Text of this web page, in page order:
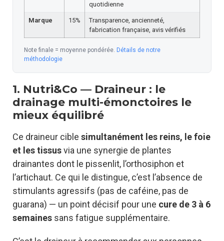
quotidienne
Marque 15%
Transparence, ancienneté,
fabrication française, avis vérifiés
Note finale = moyenne pondérée. Détails de notre
méthodologie
1. Nutri&Co — Draineur : le
drainage multi-émonctoires le
mieux équilibré
Ce draineur cible simultanément les reins, le foie
et les tissusvia une synergie de plantes
drainantes dont le pissenlit, l’orthosiphon et
l’artichaut. Ce qui le distingue, c’est l’absence de
stimulants agressifs (pas de caféine, pas de
guarana) — un point décisif pour une cure de 3 à 6
semaines sans fatigue supplémentaire.